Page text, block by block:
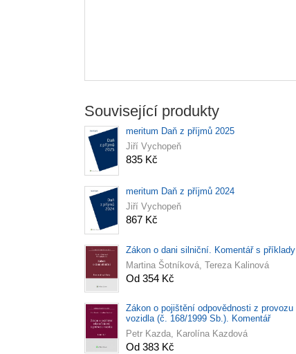
Související produkty
meritum Daň z příjmů 2025
Jiří Vychopeň
835 Kč
meritum Daň z příjmů 2024
Jiří Vychopeň
867 Kč
Zákon o dani silniční. Komentář s příklady
Martina Šotníková, Tereza Kalinová
Od 354 Kč
Zákon o pojištění odpovědnosti z provozu
vozidla (č. 168/1999 Sb.). Komentář
Petr Kazda, Karolína Kazdová
Od 383 Kč